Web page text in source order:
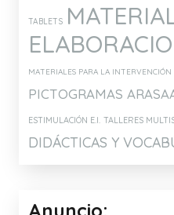
TABLETS
MATERIALES PARA LA INTERVENCIÓN
PICTOGRAMAS
ESTIMULACIÓN E.I. TALLERES
DIDÁCTICAS Y